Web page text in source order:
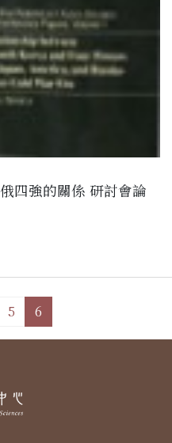
四強的關係 研討會論
5 6